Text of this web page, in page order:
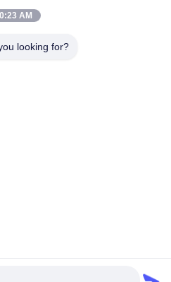
Paste Full Automatic SMT
AM
looking for?